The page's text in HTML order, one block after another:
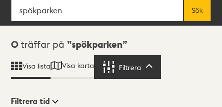
Sök
Sökresultat
0 träffar på spökparken
Visa lista Visa karta Filtrera
Filtrera tid